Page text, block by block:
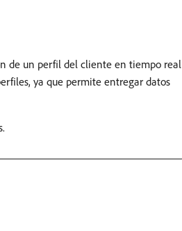
de un perfil del cliente en tiempo real
ya que permite entregar datos